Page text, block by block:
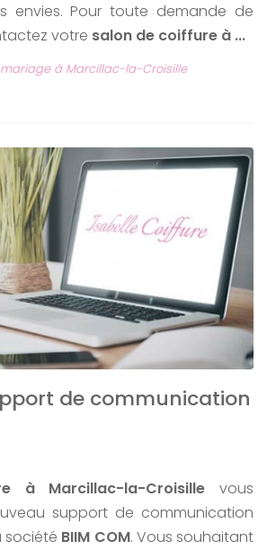
envies. Pour toute demande de
votre salon de coiffure à ...
à Marcillac-la-Croisille
de communication
à Marcillac-la-Croisille vous
support de communication
société BIIM COM. Vous souhaitant